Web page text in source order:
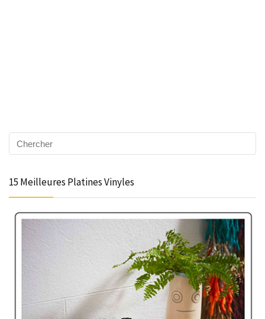
15 Meilleures Platines Vinyles